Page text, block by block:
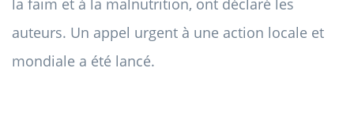
la faim et à la malnutrition, ont déclaré les
auteurs. Un appel urgent à une action locale et
mondiale a été lancé.